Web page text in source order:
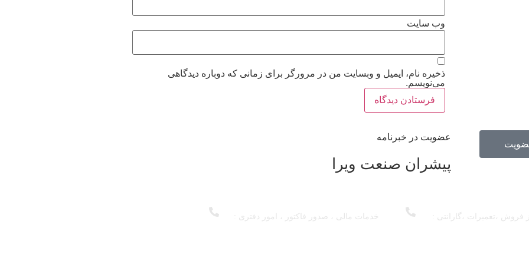
وب‌ سایت
ذخیره نام، ایمیل و وبسایت من در مرورگر برای زمانی که دوباره دیدگاهی
می‌نویسم.
عضویت در خبرنامه
پیشران صنعت ویرا
،تعمیرات ،گارانتی : خدمات مالی ، صدور فاکتور ، امور دفتری :